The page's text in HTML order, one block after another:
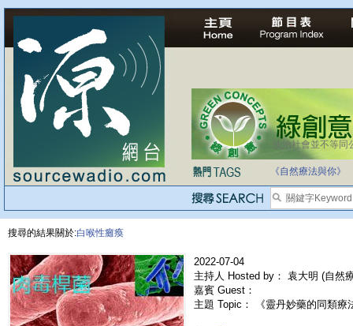
法治社會並不等同
《自然療法與你》
搜尋的結果關於:白喉性癱瘓
2022-07-04
主持人 Hosted by： 袁大明 (自然
嘉賓 Guest：
主題 Topic： 《靈丹妙藥的同類